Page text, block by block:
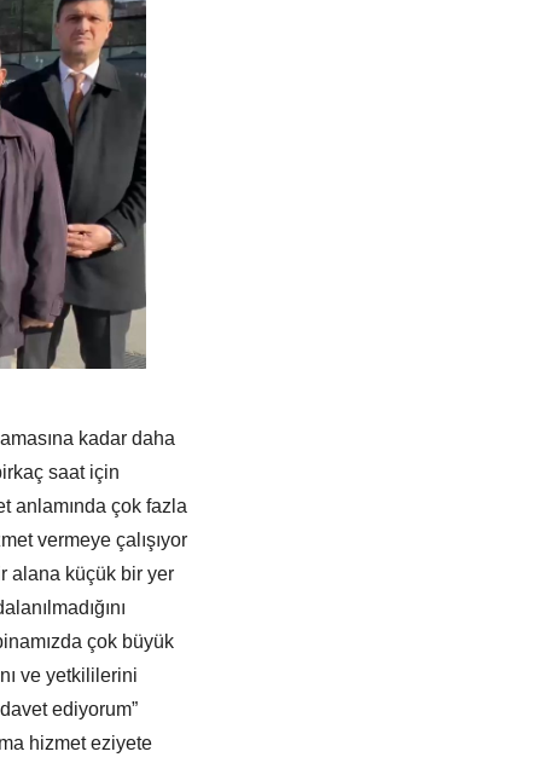
kadar daha
saat için
anlamında çok fazla
vermeye çalışıyor
alana küçük bir yer
çok büyük
ve yetkililerini
ediyorum”
hizmet eziyete